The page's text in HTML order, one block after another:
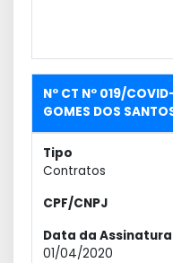
Nº CT Nº 019/
GOMES DOS
Tipo
Contratos
CPF/CNPJ
Data da Assinatura
01/04/2020